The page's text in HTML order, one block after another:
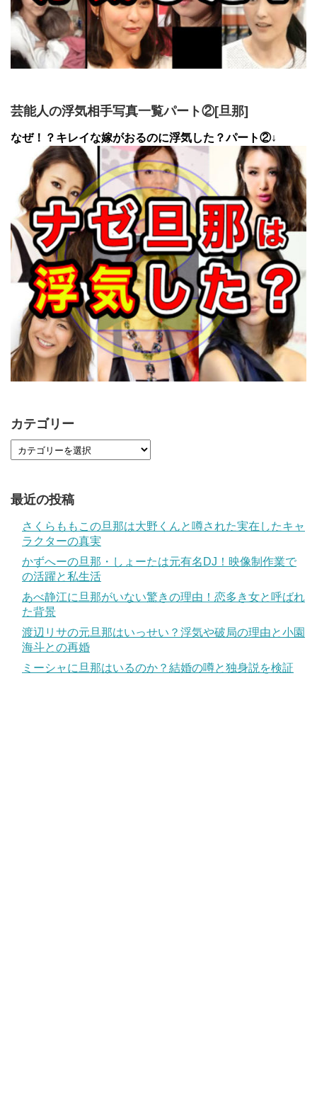
芸能人の浮気相手写真一覧パート②[旦那]
なぜ！？キレイな嫁がおるのに浮気した？パート②↓
カテゴリー
最近の投稿
さくらももこの旦那は大野くんと噂された実在したキャ
ラクターの真実
かずへーの旦那・しょーたは元有名DJ！映像制作業で
の活躍と私生活
あべ静江に旦那がいない驚きの理由！恋多き女と呼ばれ
た背景
渡辺リサの元旦那はいっせい？浮気や破局の理由と小園
海斗との再婚
ミーシャに旦那はいるのか？結婚の噂と独身説を検証